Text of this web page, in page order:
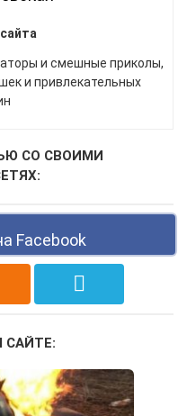
и смешные приколы,
и привлекательных
СО СВОИМИ
Facebook